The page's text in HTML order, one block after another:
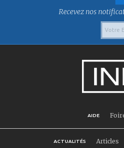
Recevez nos
AIDE
ACTUALITÉS Articles